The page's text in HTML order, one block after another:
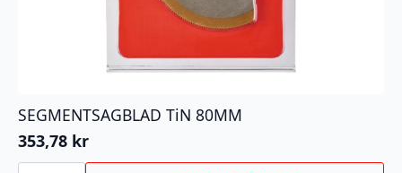
SEGMENTSAGBLAD TiN 80MM
353,78 kr
SEGMENTSAGBLAD